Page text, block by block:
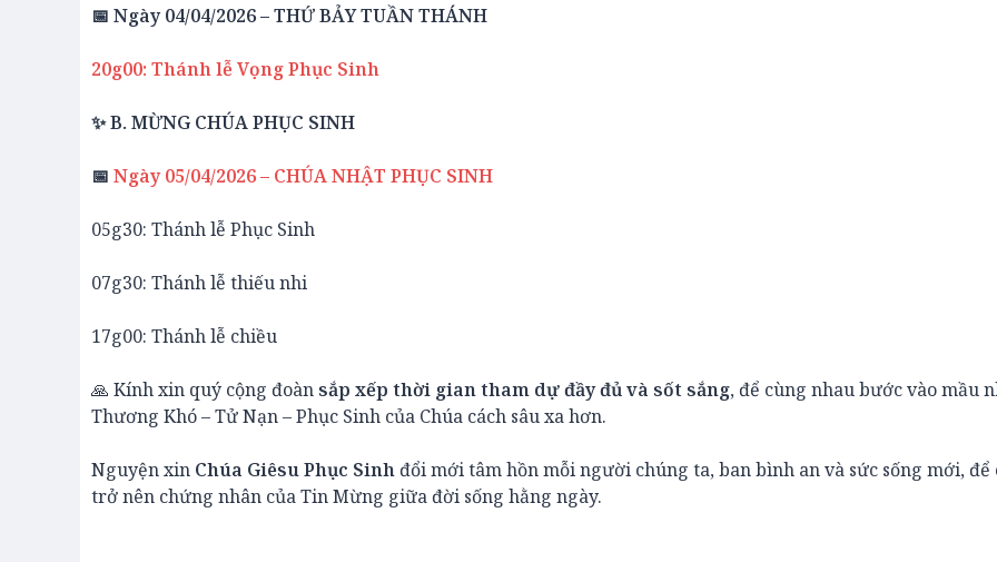
📅 Ngày 04/04/2026 – THỨ BẢY TUẦN THÁNH
20g00: Thánh lễ Vọng Phục Sinh
✨ B. MỪNG CHÚA PHỤC SINH
📅 Ngày 05/04/2026 – CHÚA NHẬT PHỤC SINH
05g30: Thánh lễ Phục Sinh
07g30: Thánh lễ thiếu nhi
17g00: Thánh lễ chiều
🙏 Kính xin quý cộng đoànsắp xếp thời gian tham dự đầy đủ và sốt sắng, để cùng nhau bước vào mầu
Thương Khó – Tử Nạn – Phục Sinh của Chúa cách sâu xa hơn.
Nguyện xin Chúa Giêsu Phục Sinh đổi mới tâm hồn mỗi người chúng ta, ban bình an và sức sống mới, để
trở nên chứng nhân của Tin Mừng giữa đời sống hằng ngày.